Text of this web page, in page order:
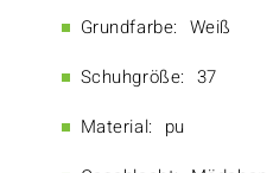
Grundfarbe: Weiß
Schuhgröße: 37
Material: pu